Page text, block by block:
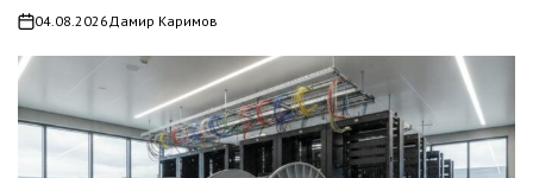
on04.08.2026 Дамир Каримов